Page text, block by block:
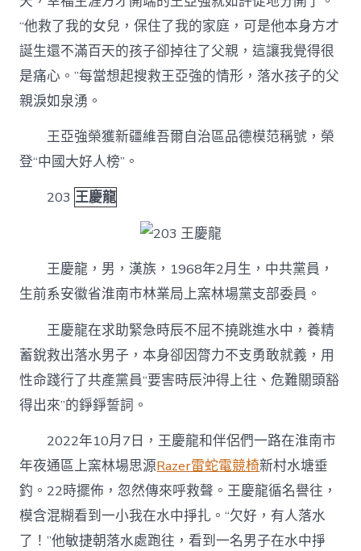
“他救了我的女兒，保住了我的家庭，可是他本身方才
誕生還不滿百天的孩子卻掉往了父親，這讓我覺得很
是痛心。”每當想起搜救王亞強的情形，落水孩子的父
親淚如泉湧。
王亞強榮獲新疆維吾爾自治區品德模范稱號，榮
登“中國大好人榜”。
203 王慶龍
王慶龍，男，漢族，1968年2月生，中共黨員，
生前系安徽省淮南市林業局上窯林場黨支部委員。
王慶龍在求助緊急時辰不屈不撓跳進水中，養精
蓄銳救出落水男子，本身卻因膂力不支勇敢就義，用
性命踐行了共產黨員“要害時辰沖得上往、危難關頭豁
得出來”的錚錚誓詞。
2022年10月7日，王慶龍和伴侶們一路在淮南市
年夜通區上窯林場思源Razer雷蛇電競椅新村水塘垂
釣。22時擺佈，忽然傳來呼救聲。王慶龍循名譽往，
模含混糊看到一小我在水中掙扎。“欠好，有人落水
了！”他敏捷朝落水處跑往，看到一名男子在水中掙